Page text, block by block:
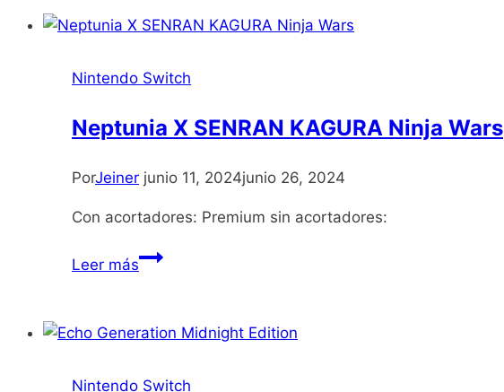
2
Nintendo Switch
Neptunia X SENRAN KAGURA Ninja Wars
PorJeiner junio 11, 2024junio 26, 2024
Con acortadores: Premium sin acortadores:
Leer másNeptunia
KAGURA
Wars
Nintendo Switch